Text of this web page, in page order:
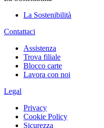
La Sostenibilità
Contattaci
Assistenza
Trova filiale
Blocco carte
Lavora con noi
Legal
Privacy
Cookie Policy
Sicurezza